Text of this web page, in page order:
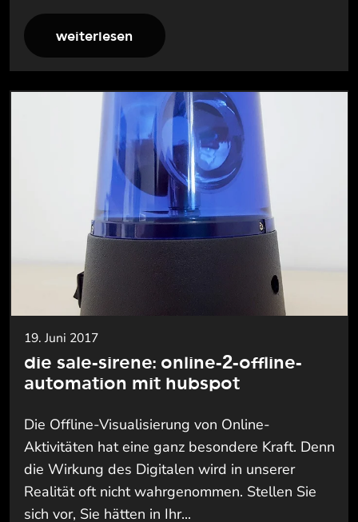
weiterlesen
19. Juni 2017
die sale-sirene: online-2-offline-
automation mit hubspot
Die Offline-Visualisierung von Online-
Aktivitäten hat eine ganz besondere Kraft. Denn
die Wirkung des Digitalen wird in unserer
Realität oft nicht wahrgenommen. Stellen Sie
sich vor, Sie hätten in Ihr...